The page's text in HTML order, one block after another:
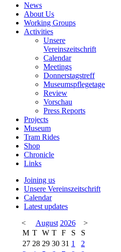
News
About Us
Working Groups
Activities
Unsere
Vereinszeitschrift
Calendar
Meetings
Donnerstagstreff
Museumspflegetage
Review
Vorschau
Press Reports
Projects
Museum
Tram Rides
Shop
Chronicle
Links
Joining us
Unsere Vereinszeitschrift
Calendar
Latest updates
<
August 2026
>
M T W T F S
S
27 28 29 30 31 1
2